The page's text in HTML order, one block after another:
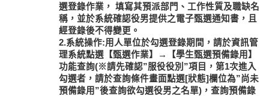
選登錄作業， 填寫其預派部門、工作性質及職缺名
稱 ，並於系統確認役男提供之電子甄選通知書，且
經登錄後不得變更 。
2.系統操作:用人單位於勾選登錄期間，請於資訊管
理系統點選【甄選作業】→【學生甄選預備錄用】
功能查詢(※請先確認”服役役別”項目，第1次進入
勾選者，請於查詢條件畫面點選[狀態]欄位為”尚未
預備錄用”後查詢欲勾選役男之名單)，查詢預備錄